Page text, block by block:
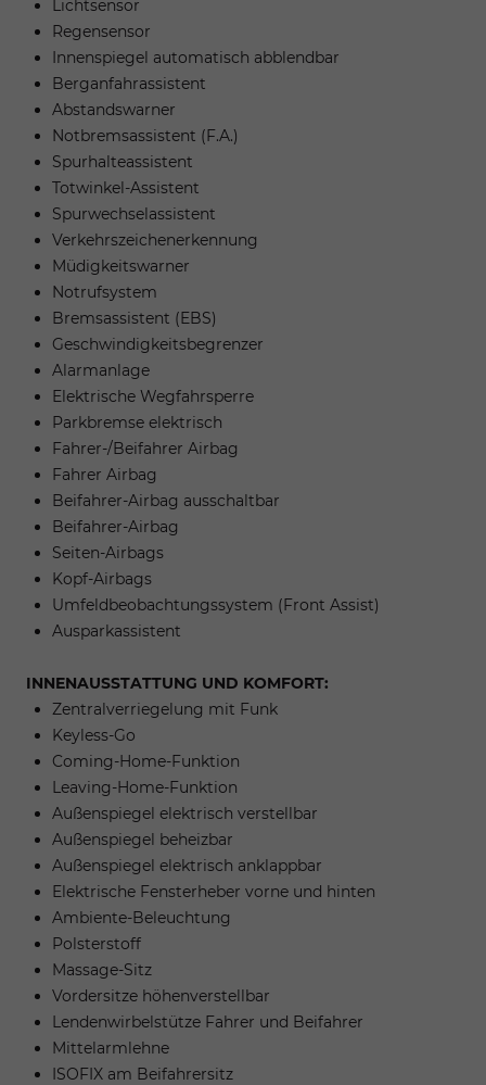
Lichtsensor
Regensensor
Innenspiegel automatisch abblendbar
Berganfahrassistent
Abstandswarner
Notbremsassistent (F.A.)
Spurhalteassistent
Totwinkel-Assistent
Spurwechselassistent
Verkehrszeichenerkennung
Müdigkeitswarner
Notrufsystem
Bremsassistent (EBS)
Geschwindigkeitsbegrenzer
Alarmanlage
Elektrische Wegfahrsperre
Parkbremse elektrisch
Fahrer-/Beifahrer Airbag
Fahrer Airbag
Beifahrer-Airbag ausschaltbar
Beifahrer-Airbag
Seiten-Airbags
Kopf-Airbags
Umfeldbeobachtungssystem (Front Assist)
Ausparkassistent
INNENAUSSTATTUNG UND KOMFORT:
Zentralverriegelung mit Funk
Keyless-Go
Coming-Home-Funktion
Leaving-Home-Funktion
Außenspiegel elektrisch verstellbar
Außenspiegel beheizbar
Außenspiegel elektrisch anklappbar
Elektrische Fensterheber vorne und hinten
Ambiente-Beleuchtung
Polsterstoff
Massage-Sitz
Vordersitze höhenverstellbar
Lendenwirbelstütze Fahrer und Beifahrer
Mittelarmlehne
ISOFIX am Beifahrersitz